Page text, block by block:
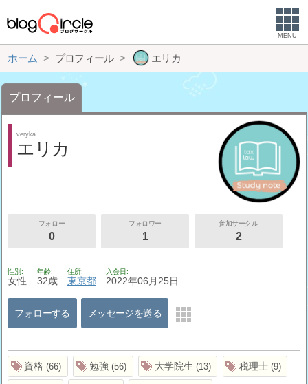
MENU
ホーム プロフィール エリカ
プロフィール
veryka
エリカ
フォロー
0
フォロワー
1
参加サークル
2
性別
女性
年齢
32歳
住所
東京都
入会日
2022年06月25日
フォローする メッセージを送る
資格 66 勉強 56 大学院生 13 税理士 9